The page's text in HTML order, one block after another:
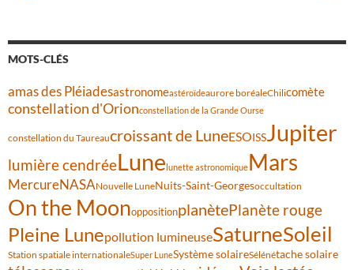
MOTS-CLÉS
amas des Pléiadesastronomeastéroïdeaurore boréaleChilicomète
constellation d'Orionconstellation de la Grande Ourse
constellation du Taureaucroissant de LuneESOISSJupiter
lumière cendréeLunelunette astronomiqueMars
MercureNASANouvelle LuneNuits-Saint-Georgesoccultation
On the MoonoppositionplanètePlanète rouge
Pleine Lunepollution lumineuseSaturneSoleil
Station spatiale internationaleSuper LuneSystème solaireSélénétache solaire